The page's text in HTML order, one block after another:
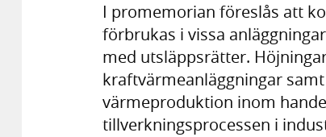
I promemorian föreslås att
förbrukas i vissa
med utsläppsrätter.
kraftvärmeanläggningar
värmeproduktion inom
tillverkningsprocessen i